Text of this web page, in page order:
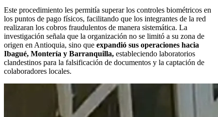
Este procedimiento les permitía superar los controles biométricos en
los puntos de pago físicos, facilitando que los integrantes de la red
realizaran los cobros fraudulentos de manera sistemática. La
investigación señala que la organización no se limitó a su zona de
origen en Antioquia, sino que expandió sus operaciones hacia
Ibagué, Montería y Barranquilla, estableciendo laboratorios
clandestinos para la falsificación de documentos y la captación de
colaboradores locales.